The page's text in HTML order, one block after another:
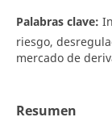
Palabras clave:
riesgo,
mercado de
Resumen